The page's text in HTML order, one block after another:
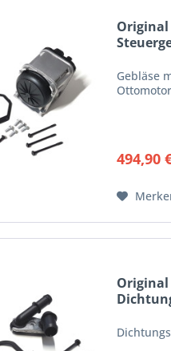
Original
Gebläse
Ottomotor
494,90
Original